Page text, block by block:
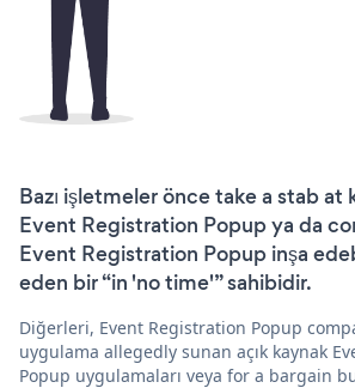
Bazı işletmeler önce take a stab at
Event Registration Popup ya da
Event Registration Popup inşa
eden bir “in 'no time'” sahibidir.
Diğerleri, Event Registration Popup
uygulama allegedly sunan açık kaynak
Popup uygulamaları veya for a bargain